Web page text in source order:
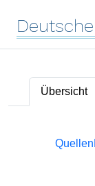
Deutsche
Übersicht
Quellen